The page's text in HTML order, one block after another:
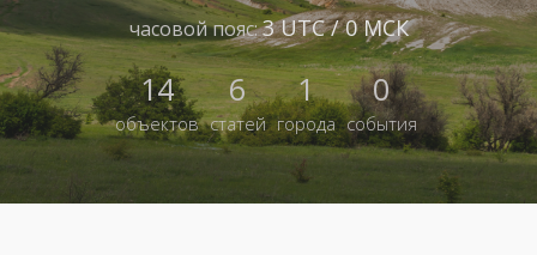
часовой пояс:3 UTC / 0 МСК
14
объектов
6
статей
1
города
0
события